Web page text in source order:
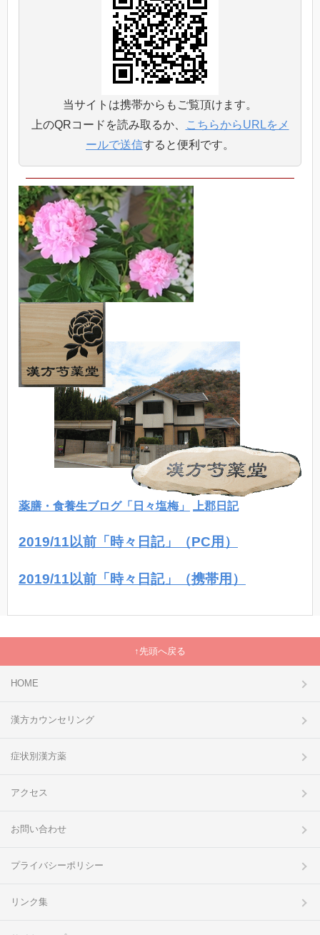
当サイトは携帯からもご覧頂けます。
上のQRコードを読み取るか、
こちらからURLをメ
ールで送信すると便利です。
薬膳・食養生ブログ「日々塩梅」 上郡日記
2019/11以前「時々日記」（PC用）
2019/11以前「時々日記」（携帯用）
先頭へ戻る
HOME
漢方カウンセリング
症状別漢方薬
アクセス
お問い合わせ
プライバシーポリシー
リンク集